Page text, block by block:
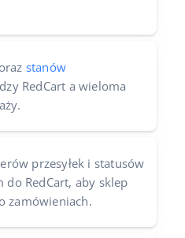
stanów
RedCart a wieloma
przesyłek i statusów
do RedCart, aby sklep
zamówieniach.